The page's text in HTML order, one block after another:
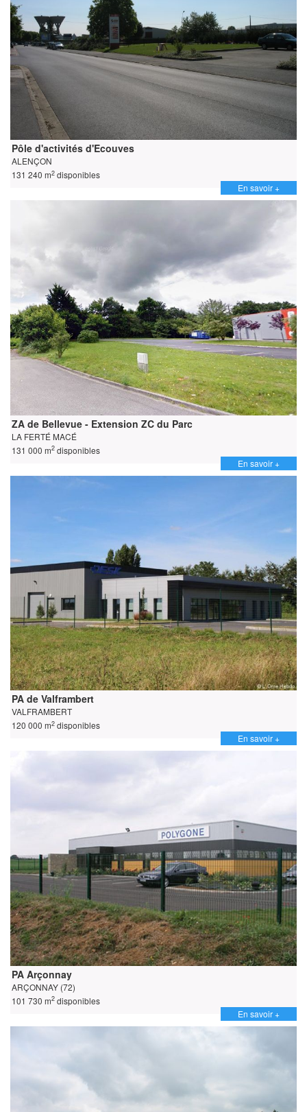
Pôle d'activités d'Ecouves
ALENÇON
131 240 m2 disponibles
En savoir +
ZA de Bellevue - Extension ZC du Parc
LA FERTÉ MACÉ
131 000 m2 disponibles
En savoir +
PA de Valframbert
VALFRAMBERT
120 000 m2 disponibles
En savoir +
PA Arçonnay
ARÇONNAY (72)
101 730 m2 disponibles
En savoir +